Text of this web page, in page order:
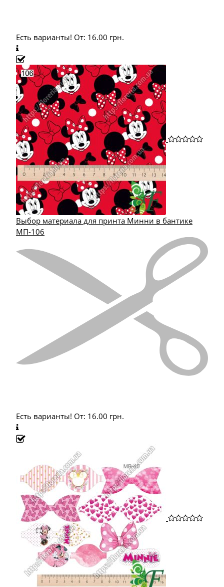
Есть варианты! От: 16.00 грн.
Выбор материала для принта Минни в бантике
МП-106
Есть варианты! От: 16.00 грн.